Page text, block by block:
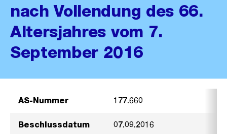
nach Vollendung des 66.
Altersjahres vom 7.
September 2016
AS-Nummer 177.660
Beschlussdatum 07.09.2016